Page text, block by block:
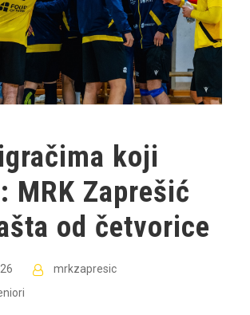
koji
MRK Zaprešić
od četvorice
mrkzapresic